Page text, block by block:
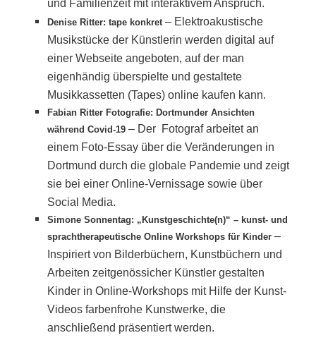
und Familienzeit mit interaktivem Anspruch.
Denise Ritter: tape konkret – Elektroakustische
Musikstücke der Künstlerin werden digital auf
einer Webseite angeboten, auf der man
eigenhändig überspielte und gestaltete
Musikkassetten (Tapes) online kaufen kann.
Fabian Ritter Fotografie: Dortmunder Ansichten
während Covid-19 – Der Fotograf arbeitet an
einem Foto-Essay über die Veränderungen in
Dortmund durch die globale Pandemie und zeigt
sie bei einer Online-Vernissage sowie über
Social Media.
Simone Sonnentag: „Kunstgeschichte(n)“ – kunst- und
sprachtherapeutische Online Workshops für Kinder –
Inspiriert von Bilderbüchern, Kunstbüchern und
Arbeiten zeitgenössicher Künstler gestalten
Kinder in Online-Workshops mit Hilfe der Kunst-
Videos farbenfrohe Kunstwerke, die
anschließend präsentiert werden.